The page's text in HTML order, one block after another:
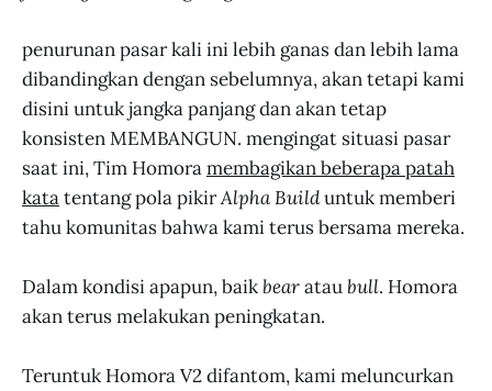
penurunan pasar kali ini lebih ganas dan lebih lama
dibandingkan dengan sebelumnya, akan tetapi kami
disini untuk jangka panjang dan akan tetap
konsisten MEMBANGUN. mengingat situasi pasar
saat ini, Tim Homoramembagikan beberapa patah
katatentang pola pikirAlpha Builduntuk memberi
tahu komunitas bahwa kami terus bersama mereka.
Dalam kondisi apapun, baikbearataubull. Homora
akan terus melakukan peningkatan.
Teruntuk Homora V2 difantom, kami meluncurkan